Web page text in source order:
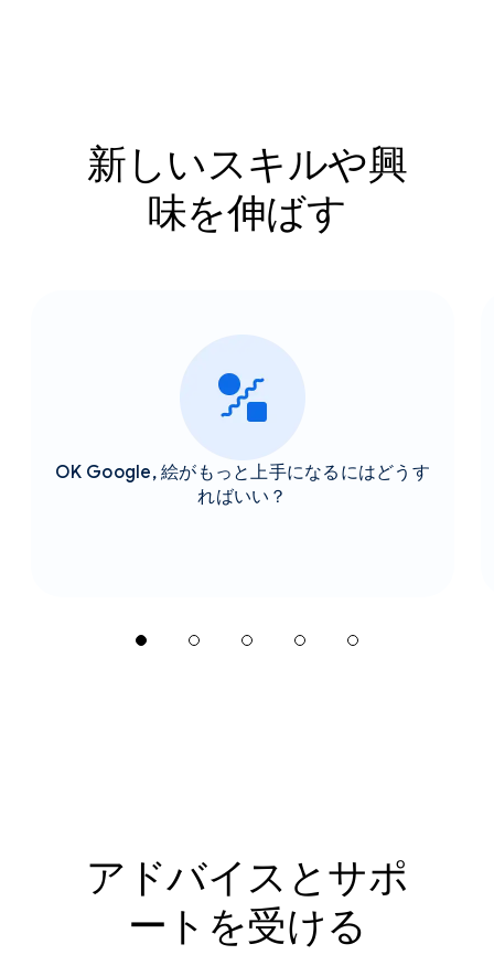
新しいスキルや興
味を伸ばす
OK Google, 絵がもっと上手になるにはどうす
ればいい？
アドバイスとサポ
ートを受ける